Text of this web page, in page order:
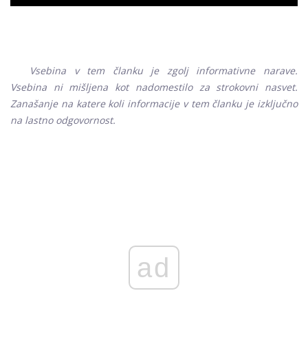
Vsebina v tem članku je zgolj informativne narave.
Vsebina ni mišljena kot nadomestilo za strokovni nasvet.
Zanašanje na katere koli informacije v tem članku je izključno
na lastno odgovornost.
ad